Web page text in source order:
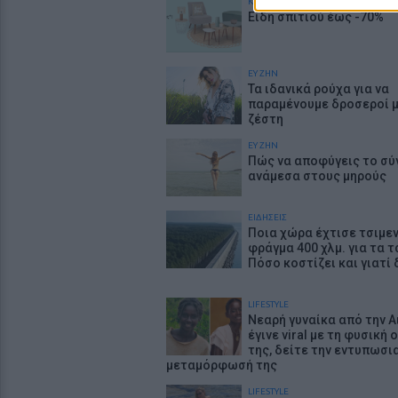
Είδη σπιτιού έως -70%
ΕΥ ΖΗΝ
Τα ιδανικά ρούχα για να
παραμένουμε δροσεροί
ζέστη
ΕΥ ΖΗΝ
Πώς να αποφύγεις το
ανάμεσα στους μηρούς
ΕΙΔΗΣΕΙΣ
Ποια χώρα έχτισε
φράγμα 400 χλμ. για τα
Πόσο κοστίζει και γιατί
LIFESTYLE
Νεαρή γυναίκα από την
έγινε viral με τη φυσική
της, δείτε την
μεταμόρφωσή της
LIFESTYLE